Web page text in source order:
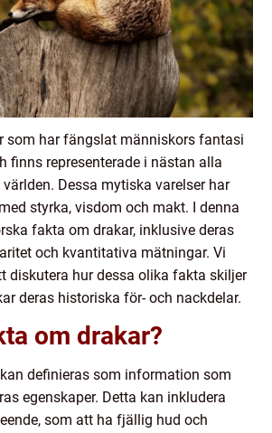
som har fängslat människors fantasi
finns representerade i nästan alla
Dessa mytiska varelser har
styrka, visdom och makt. I denna
fakta om drakar, inklusive deras
och kvantitativa mätningar. Vi
diskutera hur dessa olika fakta skiljer
deras historiska för- och nackdelar.
om drakar?
definieras som information som
egenskaper. Detta kan inkludera
som att ha fjällig hud och